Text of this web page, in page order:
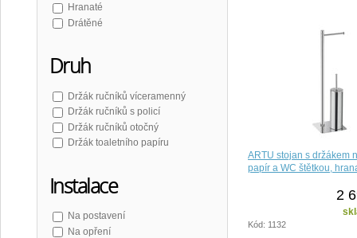
Hranaté
Drátěné
Druh
Držák ručníků víceramenný
Držák ručníků s policí
Držák ručníků otočný
Držák toaletního papíru
Instalace
Na postavení
Na opření
ARTU stojan s držákem
papír a WC štětkou,
2
Kód: 1132